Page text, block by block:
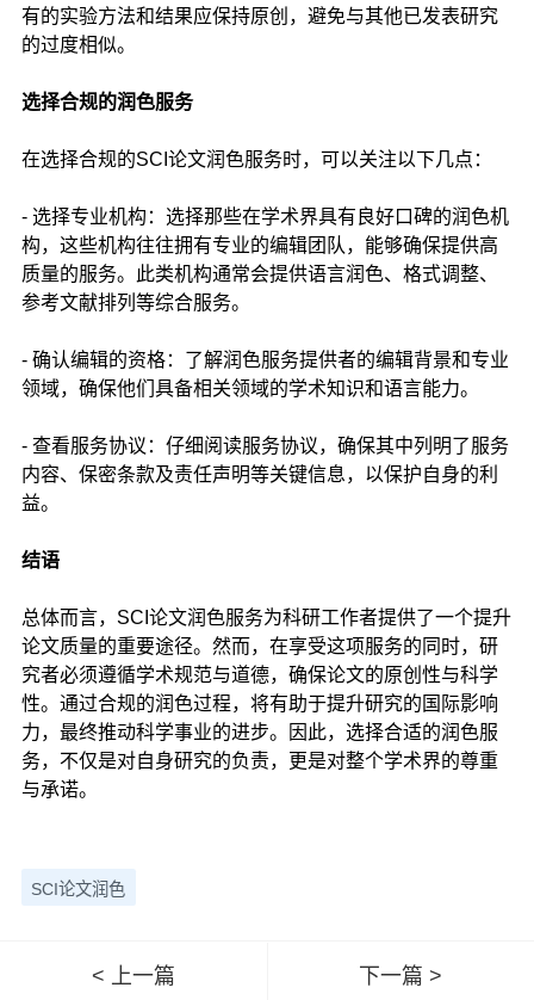
有的实验方法和结果应保持原创，避免与其他已发表研究
的过度相似。
选择合规的润色服务
在选择合规的SCI论文润色服务时，可以关注以下几点：
- 选择专业机构：选择那些在学术界具有良好口碑的润色机
构，这些机构往往拥有专业的编辑团队，能够确保提供高
质量的服务。此类机构通常会提供语言润色、格式调整、
参考文献排列等综合服务。
- 确认编辑的资格：了解润色服务提供者的编辑背景和专业
领域，确保他们具备相关领域的学术知识和语言能力。
- 查看服务协议：仔细阅读服务协议，确保其中列明了服务
内容、保密条款及责任声明等关键信息，以保护自身的利
益。
结语
总体而言，SCI论文润色服务为科研工作者提供了一个提升
论文质量的重要途径。然而，在享受这项服务的同时，研
究者必须遵循学术规范与道德，确保论文的原创性与科学
性。通过合规的润色过程，将有助于提升研究的国际影响
力，最终推动科学事业的进步。因此，选择合适的润色服
务，不仅是对自身研究的负责，更是对整个学术界的尊重
与承诺。
SCI论文润色
< 上一篇 下一篇 >